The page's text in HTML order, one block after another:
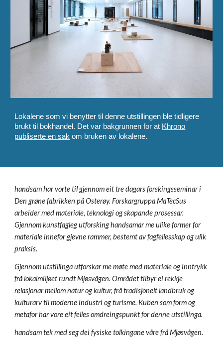
Lokalene som vi benytter til denne utstillingen ble tidligere
brukt til bokhandel. Det var bakgrunnen for at Khrono
publiserte en sak om bruken av lokalene.
handsam har vorte til gjennom eit tre dagars forskingsseminar i
Den grøne fabrikken på Osterøy. Forskargruppa MaTecSus
arbeider med materiale, teknologi og skapande prosessar.
Gjennom kunstfagleg utforsking handsamar me ulike former for
materiale innefor gjevne rammer, bestemt av fagfellesskap og ulik
praksis.
Gjennom utstillinga utforskar me møte med materiale og inntrykk
frå lokalmiljøet rundt Mjøsvågen. Området tilbyr ei rekkje
relasjonar mellom natur og kultur, frå tradisjonelt landbruk og
kulturarv til moderne industri og turisme. Kuben som form og
metafor har vore eit felles omdreingspunkt for denne utstillinga.
handsam tek med seg dei fysiske tolkingane våre frå Mjøsvågen.